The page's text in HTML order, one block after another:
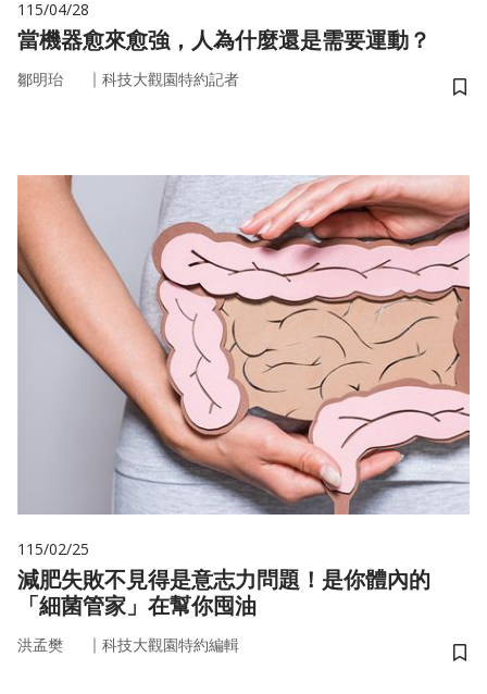
115/04/28
當機器愈來愈強，人為什麼還是需要運動？
鄒明珆 ｜ 科技大觀園特約記者
儲
115/02/25
減肥失敗不見得是意志力問題！是你體內的
「細菌管家」在幫你囤油
洪孟樊 ｜ 科技大觀園特約編輯
儲